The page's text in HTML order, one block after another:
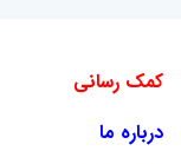
کمک رسانی
درباره ما